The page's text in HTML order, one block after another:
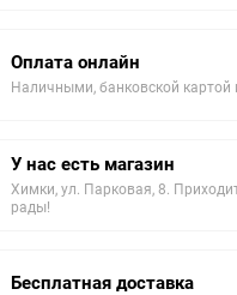
Оплата онлайн
Наличными, банковской картой
У нас есть магазин
Химки, ул. Парковая, 8.
рады!
Бесплатная доставка